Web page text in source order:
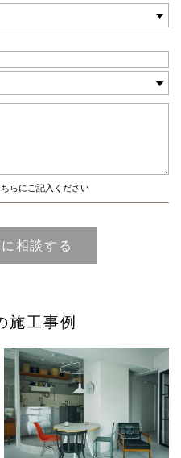
らにご記入ください
施工事例